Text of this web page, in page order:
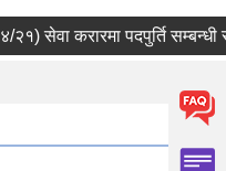
सेवा करारमा पदपुर्ति सम्बन्धी